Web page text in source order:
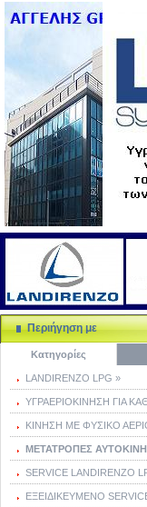
Περιήγηση με
Κατηγορίες
LANDIRENZO LPG »
ΥΓΡΑΕΡΙΟΚΙΝΗΣΗ ΓΙΑ
ΚΙΝΗΣΗ ΜΕ ΦΥΣΙΚΟ
ΜΕΤΑΤΡΟΠΕΣ
SERVICE LANDIRENZO
ΕΞΕΙΔΙΚΕΥΜΕΝΟ